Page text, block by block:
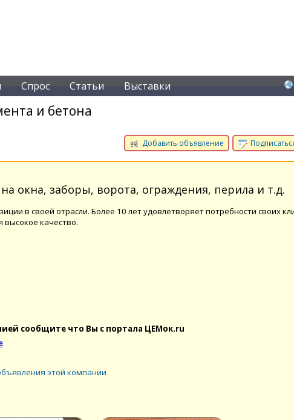
Спрос Статьи Выставки
и бетона
Добавить объявление
окна, заборы, ворота, ограждения, перила и т.д.
в своей отрасли. Более 10 лет удовлетворяет потребности своих
высокое качество.
сообщите что Вы с портала ЦЕМок.ru
этой компании